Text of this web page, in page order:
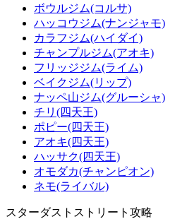
ボウルジム(コルサ)
ハッコウジム(ナンジャモ)
カラフジム(ハイダイ)
チャンプルジム(アオキ)
フリッジジム(ライム)
ベイクジム(リップ)
ナッペ山ジム(グルーシャ)
チリ(四天王)
ポピー(四天王)
アオキ(四天王)
ハッサク(四天王)
オモダカ(チャンピオン)
ネモ(ライバル)
スターダストストリート攻略